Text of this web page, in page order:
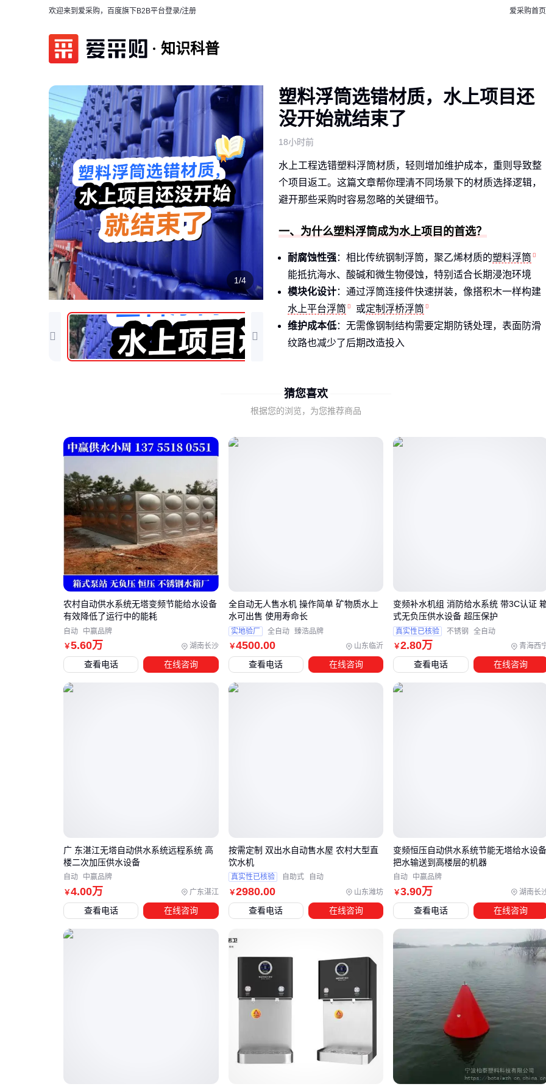
欢迎来到爱采购，百度旗下B2B平台登录/注册 爱采购首页
知识科普
1/4
塑料浮筒选错材质，水上项目还
没开始就结束了
18小时前
水上工程选错塑料浮筒材质，轻则增加维护成本，重则导致整
个项目返工。这篇文章帮你理清不同场景下的材质选择逻辑，
避开那些采购时容易忽略的关键细节。
一、为什么塑料浮筒成为水上项目的首选？
耐腐蚀性强：相比传统钢制浮筒，聚乙烯材质的塑料浮筒
能抵抗海水、酸碱和微生物侵蚀，特别适合长期浸泡环境
模块化设计：通过浮筒连接件快速拼装，像搭积木一样构建
水上平台浮筒
或定制浮桥浮筒
维护成本低：无需像钢制结构需要定期防锈处理，表面防滑
纹路也减少了后期改造投入
，单组浮力可达1000kg以上。
二、塑料浮筒的材质差异和性能特点
HDPE（高密度聚乙烯）：主流选择，抗冲击性强，适合有
三、如何根据项目需求选择正确的浮筒类型？
浮桥/观景平台 ：选带防滑纹的方形水上浮筒
，壁厚建议
10mm以上，内部EPS填充增强稳定性
网箱养殖
：用分体式设计浮筒，方便拆卸清洗，直径0.5米规
防撞保护：在船只频繁经过区域加装浮筒防撞条
，减少碰
：不锈钢浮筒固定螺栓 比普通镀锌件寿命长2-3倍
五、塑料浮筒安装和维护中的常见错误
：直接抛投浮筒入水会导致内部结构损伤，应用吊
装带缓慢入水
：每年要检查一次连接件松紧度，特别是温差大地
区
：备好 浮筒维修套件
，修补裂纹最好在发现后24
选塑料浮筒本质是平衡初期投入和长期成本，聚乙烯浮筒
然单价略高，但15年使用寿命摊薄下来反而更经济。关键要匹
猜您喜欢
根据您的浏览，为您推荐商品
￥5.60万 湖南长沙
农村自动供水系统无塔变频节能给水设备
有效降低了运行中的能耗
自动 中赢品牌
查看电话 在线咨询
￥4500.00 山东临沂
全自动无人售水机 操作简单 矿物质水上
水可出售 使用寿命长
实地验厂 全自动 臻浩品牌
查看电话 在线咨询
￥2.80万 青海西
变频补水机组 消防给水系统 带3C认证
式无负压供水设备 超压保护
真实性已核验 不锈钢 全自动
查看电话 在线咨询
￥4.00万 广东湛江
广 东湛江无塔自动供水系统远程系统 高
楼二次加压供水设备
自动 中赢品牌
查看电话 在线咨询
￥2980.00 山东潍坊
按需定制 双出水自动售水屋 农村大型直
饮水机
真实性已核验 自助式 自动
查看电话 在线咨询
￥3.90万 湖南长
变频恒压自动供水系统节能无塔给水设备
把水输送到高楼层的机器
自动 中赢品牌
查看电话 在线咨询